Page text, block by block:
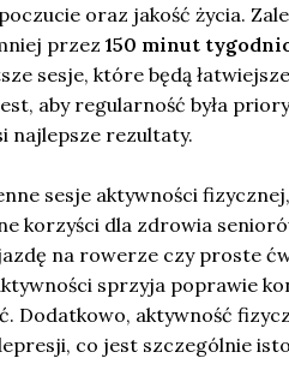
oraz jakość życia.
przez150 minut
sesje, które będą
aby regularność była
najlepsze rezultaty.
sesje aktywności
korzyści dla zdrowia
na rowerze czy proste
sprzyja poprawie
Dodatkowo, aktywność
co jest szczególnie